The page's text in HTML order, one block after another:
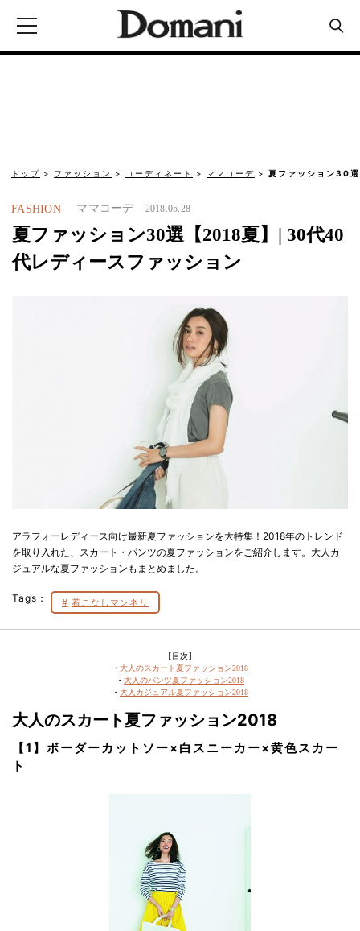
トップ ファッション コーディネート ママコーデ 夏ファッション30
FASHION ママコーデ 2018.05.28
夏ファッション30選【2018夏】| 30代40
代レディースファッション
アラフォーレディース向け最新夏ファッションを大特集！2018年のトレンド
を取り入れた、スカート・パンツの夏ファッションをご紹介します。大人カ
ジュアルな夏ファッションもまとめました。
Tags： 着こなしマンネリ
【目次】
・ 大人のスカート夏ファッション2018
・ 大人のパンツ夏ファッション2018
・ 大人カジュアル夏ファッション2018
大人のスカート夏ファッション2018
【1】ボーダーカットソー×白スニーカー×黄色スカー
ト